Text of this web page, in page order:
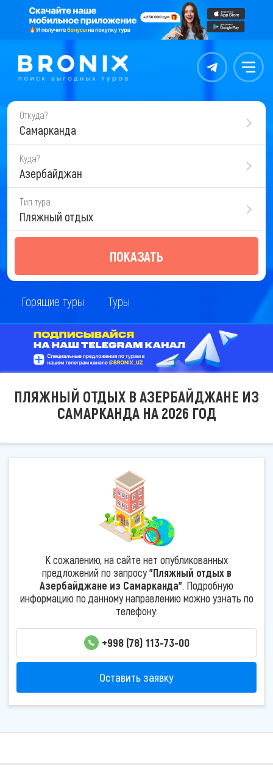
Контакты Меню
Откуда?
Самарканда
Куда?
Азербайджан
Тип тура
Пляжный отдых
ПОКАЗАТЬ
Горящие туры Туры
ПЛЯЖНЫЙ ОТДЫХ В АЗЕРБАЙДЖАНЕ ИЗ
САМАРКАНДА НА 2026 ГОД
К сожалению, на сайте нет опубликованных
предложений по запросу"Пляжный отдых в
Азербайджане из Самарканда". Подробную
информацию по данному направлению можно узнать по
телефону:
+998 (78) 113-73-00
Оставить заявку